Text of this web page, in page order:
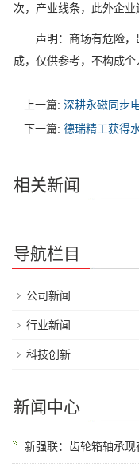
次，产业线条，此外企业
声明：商场有危险，
成，仅供参考，不构成个
上一篇: 深耕永磁同步
下一篇: 德瑞精工获得
相关新闻
导航栏目
公司新闻
行业新闻
科技创新
新闻中心
新强联：齿轮箱轴承